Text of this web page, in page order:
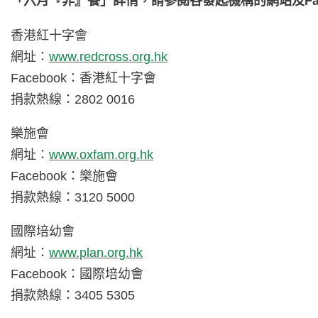
香港紅十字會
網址： www.redcross.org.hk
Facebook：香港紅十字會
捐款熱線：2802 0016
樂施會
網址： www.oxfam.org.hk
Facebook：樂施會
捐款熱線：3120 5000
國際培幼會
網址： www.plan.org.hk
Facebook：國際培幼會
捐款熱線：3405 5305